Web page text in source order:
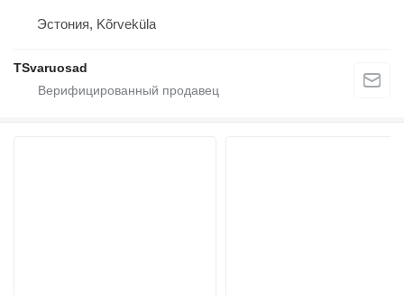
Эстония, Kõrveküla
TSvaruosad